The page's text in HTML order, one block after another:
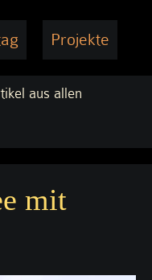
Projekte
aus allen
mit